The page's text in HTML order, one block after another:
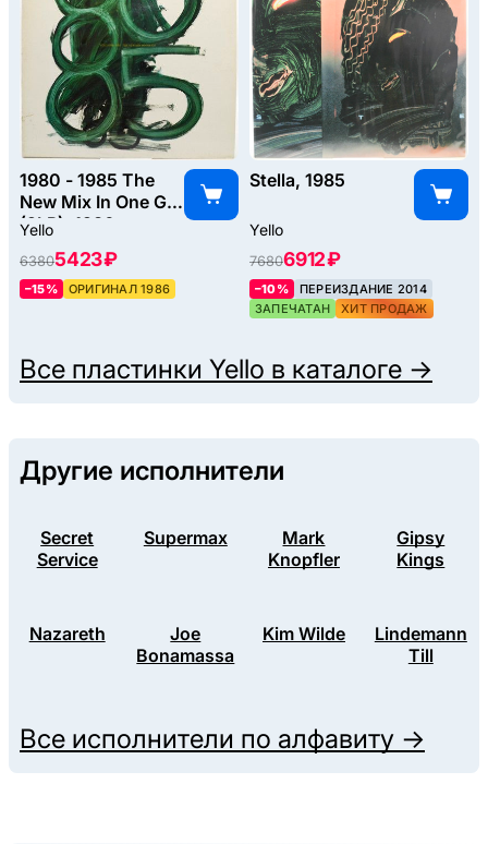
1980 - 1985 The
New Mix In One Go
(2LP), 1986
Yello
63805423 ₽
–15% ОРИГИНАЛ 1986
Stella, 1985
Yello
76806912 ₽
–10%
ПЕРЕИЗДАНИЕ 2014
ЗАПЕЧАТАН
ХИТ ПРОДАЖ
Все пластинки Yello в каталоге →
Другие исполнители
Secret
Service
Supermax
Mark
Knopfler
Gipsy
Kings
Nazareth
Joe
Bonamassa
Kim Wilde
Lindemann
Till
Все исполнители по алфавиту →